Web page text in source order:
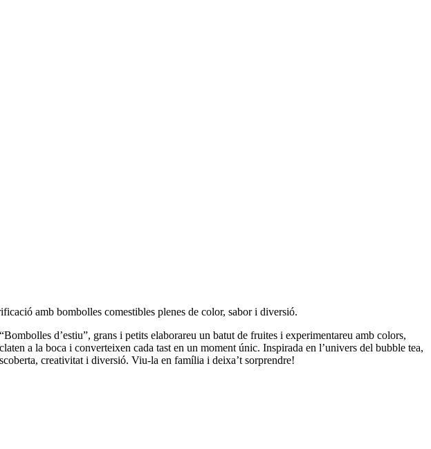
amb bombolles comestibles plenes de color, sabor i diversió.
d’estiu”, grans i petits elaborareu un batut de fruites i experimentareu amb colors,
a la boca i converteixen cada tast en un moment únic. Inspirada en l’univers del bubble tea,
creativitat i diversió. Viu-la en família i deixa’t sorprendre!